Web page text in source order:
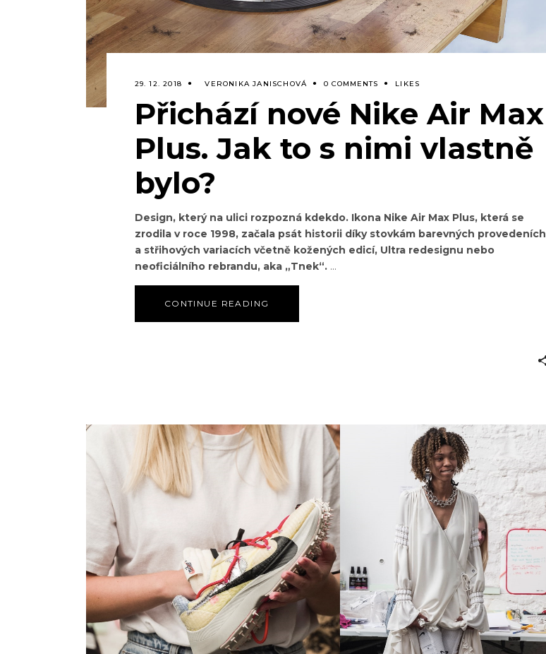
29. 12. 2018 VERONIKA JANISCHOVÁ 0 COMMENTS LIKES
Přichází nové Nike Air Max
Plus. Jak to s nimi vlastně
bylo?
Design, který na ulici rozpozná kdekdo. Ikona Nike Air Max Plus, která se
zrodila v roce 1998, začala psát historii díky stovkám barevných provedeních
a střihových variacích včetně kožených edicí, Ultra redesignu nebo
neoficiálního rebrandu, aka „Tnek“.
CONTINUE READING